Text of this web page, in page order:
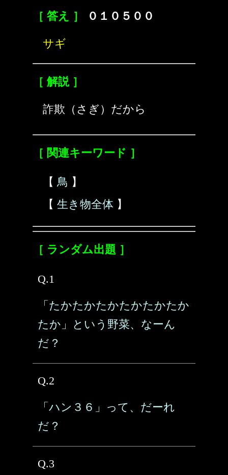
［ 答え ］ ０１０５００
サギ
［ 解説 ］
詐欺（さぎ）だから
［ 関連キーワード ］
【 鳥 】
【 生き物全体 】
［ ランダム出題 ］
Q.1
「たかたかたかたかたかたか
たか」という野菜、なーん
だ？
Q.2
「ハン３６」って、だーれ
だ？
Q.3